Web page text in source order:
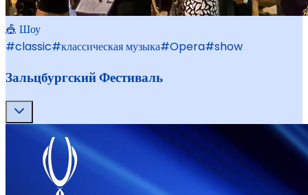
🎪 Шоу
#classic#классическая музыка#Opera#show
Зальцбургский Фестиваль